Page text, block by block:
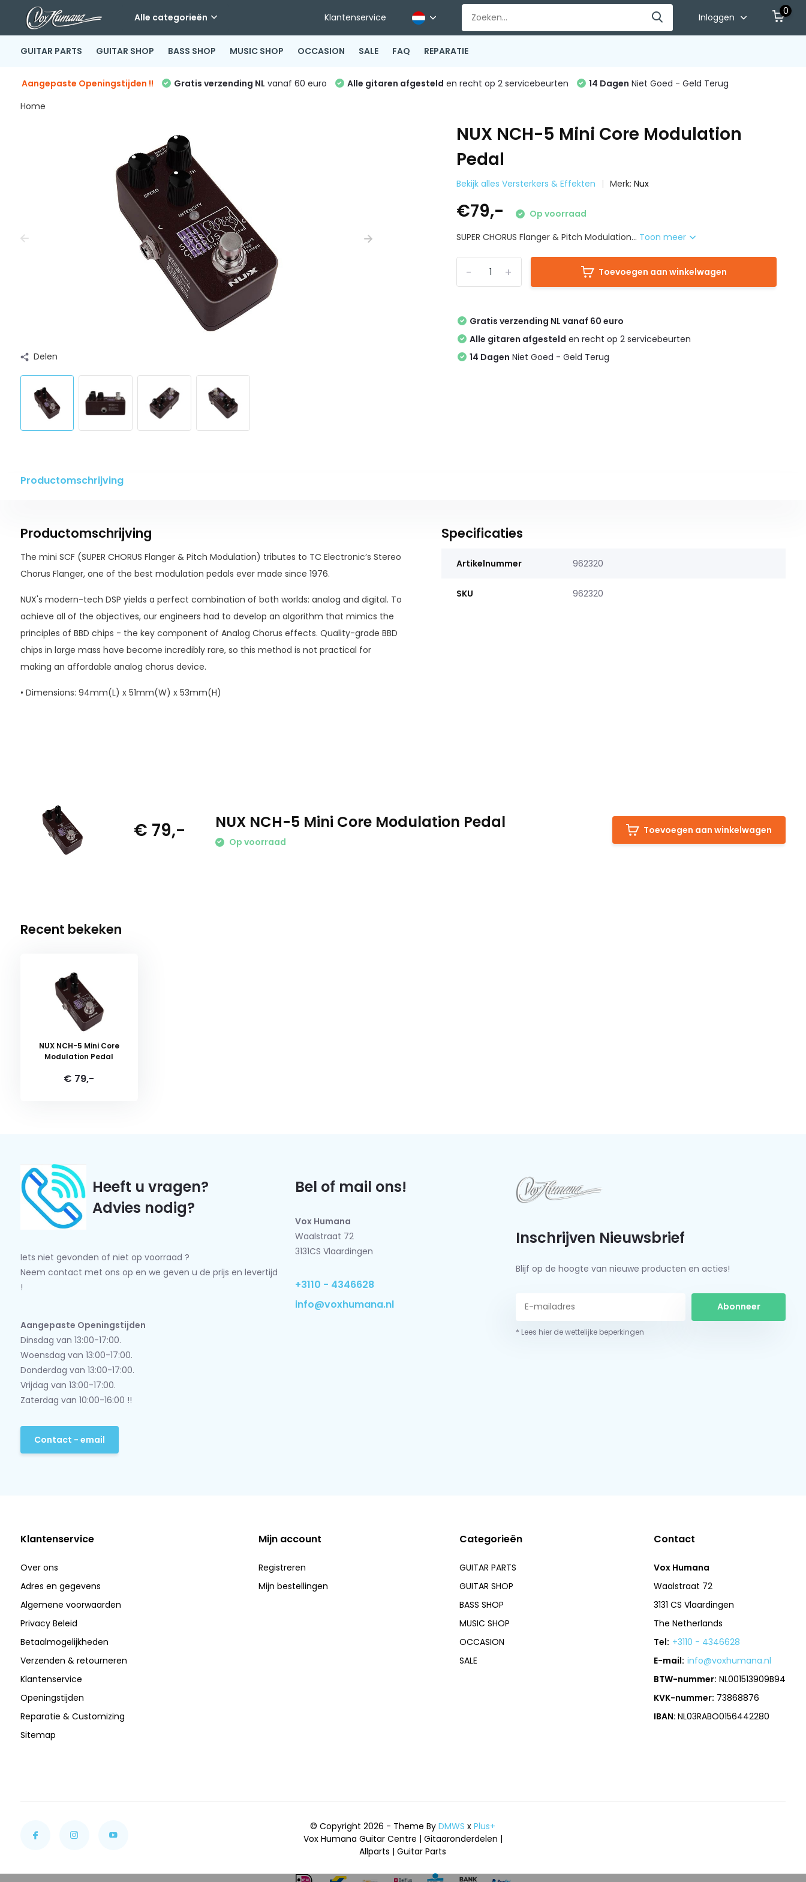
Alle categorieën Klantenservice Inloggen
0
GUITAR PARTS GUITAR SHOP BASS SHOP MUSIC SHOP OCCASION SALE FAQ REPARATIE
Aangepaste Openingstijden !! Gratis verzending NL vanaf 60 euro Alle gitaren afgesteld en recht op 2 servicebeurten 14 Dagen Niet Goed - Geld Terug
Home
Delen
NUX NCH-5 Mini Core Modulation
Pedal
Bekijk alles Versterkers & Effekten Merk:Nux
€79,-
Op voorraad
SUPER CHORUS Flanger & Pitch Modulation... Toon meer
+
- Toevoegen aan winkelwagen
Gratis verzending NL vanaf 60 euro
Alle gitaren afgesteld en recht op 2 servicebeurten
14 Dagen Niet Goed - Geld Terug
Productomschrijving
Productomschrijving
The mini SCF (SUPER CHORUS Flanger & Pitch Modulation) tributes to TC Electronic’s Stereo
Chorus Flanger, one of the best modulation pedals ever made since 1976.
NUX's modern-tech DSP yields a perfect combination of both worlds: analog and digital. To
achieve all of the objectives, our engineers had to develop an algorithm that mimics the
principles of BBD chips - the key component of Analog Chorus effects. Quality-grade BBD
chips in large mass have become incredibly rare, so this method is not practical for
making an affordable analog chorus device.
• Dimensions: 94mm(L) x 51mm(W) x 53mm(H)
Specificaties
Artikelnummer 962320
SKU 962320
€ 79,- NUX NCH-5 Mini Core Modulation Pedal
Op voorraad
Toevoegen aan winkelwagen
Recent bekeken
NUX NCH-5 Mini Core
Modulation Pedal
€ 79,-
Heeft u vragen?
Advies nodig?
Iets niet gevonden of niet op voorraad ?
Neem contact met ons op en we geven u de prijs en levertijd
!
Aangepaste Openingstijden
Dinsdag van 13:00-17:00.
Woensdag van 13:00-17:00.
Donderdag van 13:00-17:00.
Vrijdag van 13:00-17:00.
Zaterdag van 10:00-16:00 !!
Contact - email
Bel of mail ons!
Vox Humana
Waalstraat 72
3131CS Vlaardingen
+3110 - 4346628
info@voxhumana.nl
Inschrijven Nieuwsbrief
Blijf op de hoogte van nieuwe producten en acties!
Abonneer
* Lees hier de wettelijke beperkingen
Klantenservice
Over ons
Adres en gegevens
Algemene voorwaarden
Privacy Beleid
Betaalmogelijkheden
Verzenden & retourneren
Klantenservice
Openingstijden
Reparatie & Customizing
Sitemap
Mijn account
Registreren
Mijn bestellingen
Categorieën
GUITAR PARTS
GUITAR SHOP
BASS SHOP
MUSIC SHOP
OCCASION
SALE
Contact
Vox Humana
Waalstraat 72
3131 CS Vlaardingen
The Netherlands
Tel: +3110 - 4346628
E-mail: info@voxhumana.nl
BTW-nummer: NL001513909B94
KVK-nummer: 73868876
IBAN:NL03RABO0156442280
© Copyright 2026 - Theme ByDMWS xPlus+
Vox Humana Guitar Centre | Gitaaronderdelen |
Allparts | Guitar Parts